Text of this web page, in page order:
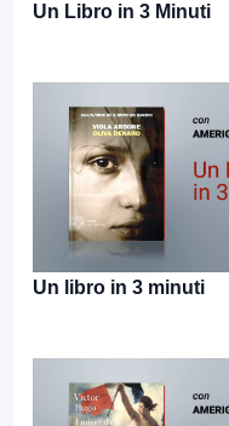
Un Libro in 3 Minuti
Un libro in 3 minuti